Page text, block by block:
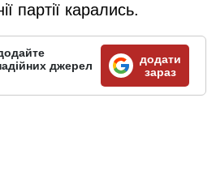
партії карались.
джерел
додати
зараз